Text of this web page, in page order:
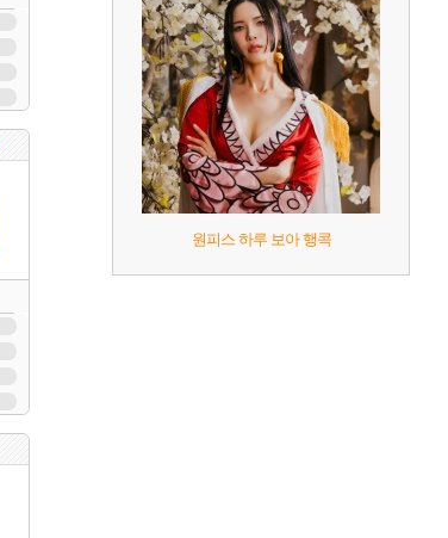
원피스 하루 보아 행콕